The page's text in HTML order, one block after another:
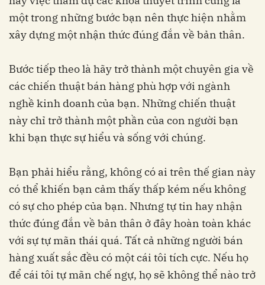
một trong những bước bạn nên thực hiện nhằm
xây dựng một nhận thức đúng đắn về bản thân.
Bước tiếp theo là hãy trở thành một chuyên gia về
các chiến thuật bán hàng phù hợp với ngành
nghề kinh doanh của bạn. Những chiến thuật
này chỉ trở thành một phần của con người bạn
khi bạn thực sự hiểu và sống với chúng.
Bạn phải hiểu rằng, không có ai trên thế gian này
có thể khiến bạn cảm thấy thấp kém nếu không
có sự cho phép của bạn. Nhưng tự tin hay nhận
thức đúng đắn về bản thân ở đây hoàn toàn khác
với sự tự mãn thái quá. Tất cả những người bán
hàng xuất sắc đều có một cái tôi tích cực. Nếu họ
để cái tôi tự mãn chế ngự, họ sẽ không thể nào trở